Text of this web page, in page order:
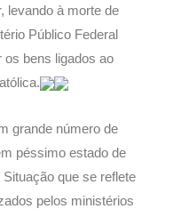
levando à morte de
Público Federal
os bens ligados ao
grande número de
péssimo estado de
que se reflete
pelos ministérios